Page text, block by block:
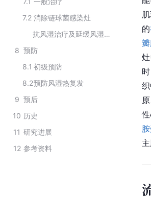
7.2 消除链球菌感染灶
抗风湿治疗及延缓风湿性心脏病进展
8 预防
8.1 初级预防
8.2预防风湿热复发
9 预后
10 历史
11 研究进展
12 参考资料
的